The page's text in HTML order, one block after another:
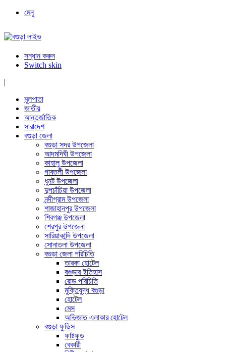
মেনু
সন্ধান করুন
Switch skin
|
মূলপাতা
জাতীয়
আন্তর্জাতিক
সারাদেশ
বগুড়া জেলা
বগুড়া সদর উপজেলা
আদমদিঘী উপজেলা
কাহালু উপজেলা
গাবতলী উপজেলা
ধুনট উপজেলা
দুপচাঁচিয়া উপজেলা
নন্দীগ্রাম উপজেলা
শাজাহানপুর উপজেলা
শিবগঞ্জ উপজেলা
শেরপুর উপজেলা
সারিয়াকান্দি উপজেলা
সোনাতলা উপজেলা
বগুড়া জেলা পরিচিতি
তারকা হোটেল
বগুড়ার ইতিহাস
রোড পরিচিতি
মুক্তিযুদ্ধ বগুড়া
হোটেল
মেস
অভিজাত এলাকার হোটেল
বগুড়া ফুডিস
ফাষ্টফুড
বেকারী